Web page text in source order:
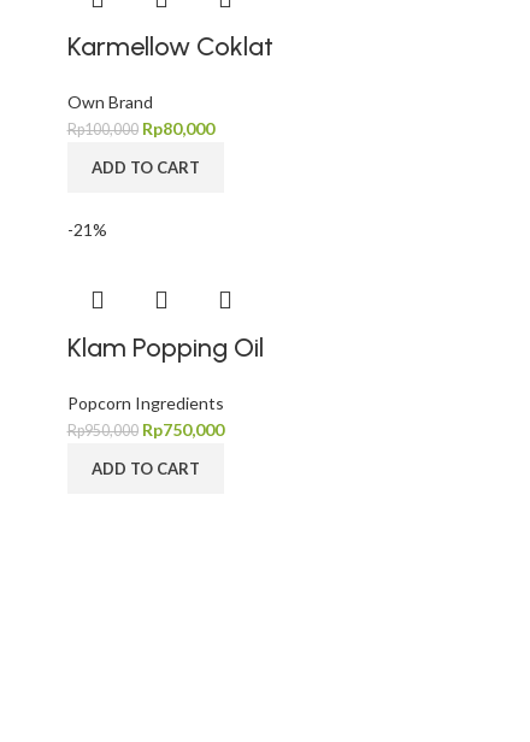
Karmellow Coklat
Own Brand
Rp100,000 Rp80,000
ADD TO CART
-21%
Klam Popping Oil
Popcorn Ingredients
Rp950,000 Rp750,000
ADD TO CART